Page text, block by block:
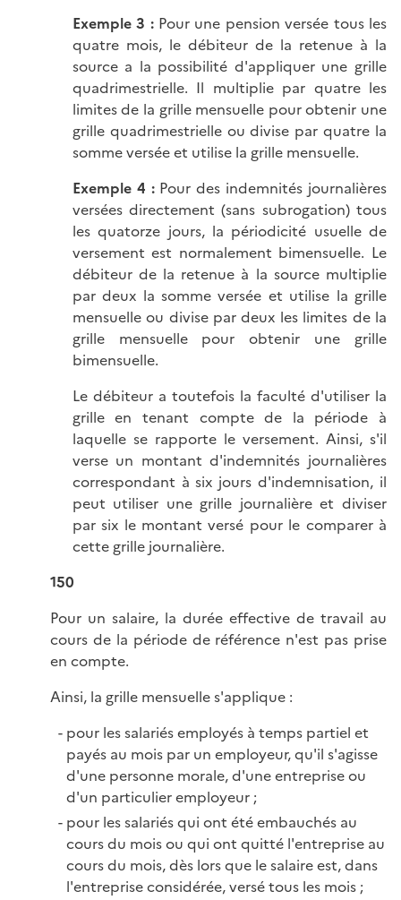
Exemple 3 : Pour une pension versée tous les
quatre mois, le débiteur de la retenue à la
source a la possibilité d'appliquer une grille
quadrimestrielle. Il multiplie par quatre les
limites de la grille mensuelle pour obtenir une
grille quadrimestrielle ou divise par quatre la
somme versée et utilise la grille mensuelle.
Exemple 4 : Pour des indemnités journalières
versées directement (sans subrogation) tous
les quatorze jours, la périodicité usuelle de
versement est normalement bimensuelle. Le
débiteur de la retenue à la source multiplie
par deux la somme versée et utilise la grille
mensuelle ou divise par deux les limites de la
grille mensuelle pour obtenir une grille
bimensuelle.
Le débiteur a toutefois la faculté d'utiliser la
grille en tenant compte de la période à
laquelle se rapporte le versement. Ainsi, s'il
verse un montant d'indemnités journalières
correspondant à six jours d'indemnisation, il
peut utiliser une grille journalière et diviser
par six le montant versé pour le comparer à
cette grille journalière.
150
Pour un salaire, la durée effective de travail au
cours de la période de référence n'est pas prise
en compte.
Ainsi, la grille mensuelle s'applique :
pour les salariés employés à temps partiel et
payés au mois par un employeur, qu'il s'agisse
d'une personne morale, d'une entreprise ou
d'un particulier employeur ;
pour les salariés qui ont été embauchés au
cours du mois ou qui ont quitté l'entreprise au
cours du mois, dès lors que le salaire est, dans
l'entreprise considérée, versé tous les mois ;